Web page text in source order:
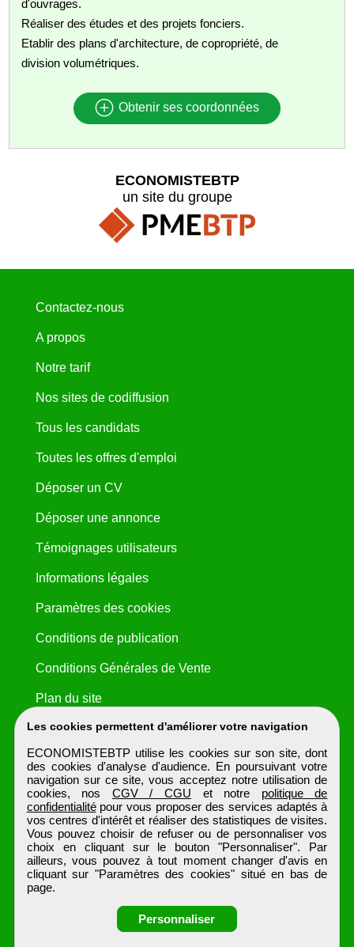
d'ouvrages.
Réaliser des études et des projets fonciers.
Etablir des plans d'architecture, de copropriété, de
division volumétriques.
Obtenir ses coordonnées
Les cookies permettent d'améliorer votre navigation
ECONOMISTEBTP utilise les cookies sur son site, dont
des cookies d'analyse d'audience. En poursuivant votre
navigation sur ce site, vous acceptez notre utilisation de
cookies, nos CGV / CGU et notre politique de
confidentialitépour vous proposer des services adaptés à
vos centres d'intérêt et réaliser des statistiques de visites.
Vous pouvez choisir de refuser ou de personnaliser vos
choix en cliquant sur le bouton "Personnaliser". Par
ailleurs, vous pouvez à tout moment changer d'avis en
cliquant sur "Paramètres des cookies" situé en bas de
page.
Personnaliser
ECONOMISTEBTP
un site du groupe
Contactez-nous
A propos
Notre tarif
Nos sites de codiffusion
Tous les candidats
Toutes les offres d'emploi
Déposer un CV
Déposer une annonce
Témoignages utilisateurs
Informations légales
Paramètres des cookies
Conditions de publication
Conditions Générales de Vente
Plan du site